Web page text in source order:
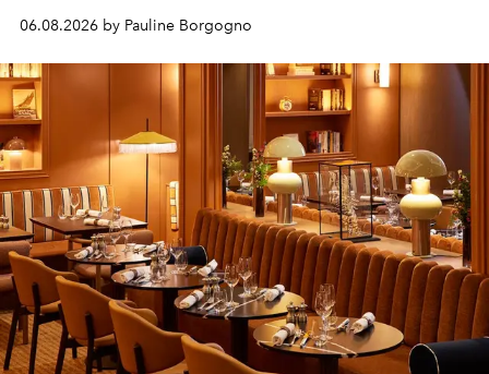
06.08.2026 by Pauline Borgogno